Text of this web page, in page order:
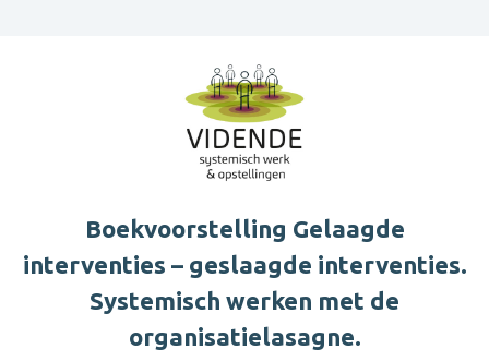
Boekvoorstelling Gelaagde
interventies – geslaagde interventies.
Systemisch werken met de
organisatielasagne.